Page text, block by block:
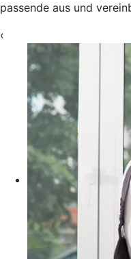
passende aus und
‹